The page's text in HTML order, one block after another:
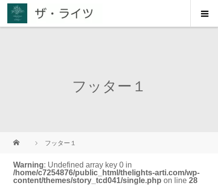
フッター１
フッター１
Warning: Undefined array key 0 in
/home/c7254876/public_html/thelights-arti.com/wp-
content/themes/story_tcd041/single.php on line28